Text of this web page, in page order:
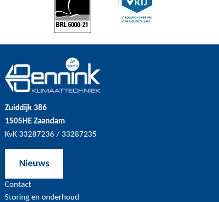
Zuiddijk 386
1505HE Zaandam
KvK 33287236 / 33287235
Nieuws
Contact
Storing en onderhoud